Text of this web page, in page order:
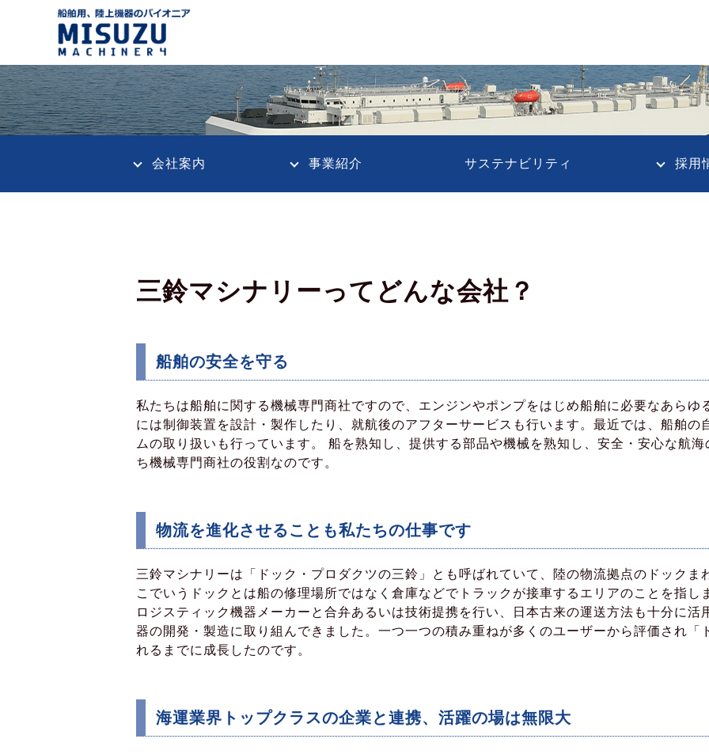
会社案内 事業紹介 サステナビリティ 採用
三鈴マシナリーってどんな会社？
船舶の安全を守る
私たちは船舶に関する機械専門商社ですので、エンジンやポンプをはじめ船舶に必要なあらゆ
には制御装置を設計・製作したり、就航後のアフターサービスも行います。最近では、船舶の
ムの取り扱いも行っています。 船を熟知し、提供する部品や機械を熟知し、安全・安心な航
ち機械専門商社の役割なのです。
物流を進化させることも私たちの仕事です
三鈴マシナリーは「ドック・プロダクツの三鈴」とも呼ばれていて、陸の物流拠点のドックま
こでいうドックとは船の修理場所ではなく倉庫などでトラックが接車するエリアのことを指
ロジスティック機器メーカーと合弁あるいは技術提携を行い、日本古来の運送方法も十分に活
器の開発・製造に取り組んできました。一つ一つの積み重ねが多くのユーザーから評価され「
れるまでに成長したのです。
海運業界トップクラスの企業と連携、活躍の場は無限大